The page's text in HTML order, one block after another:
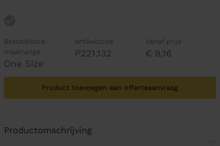
Beschikbare
maatrange
One Size
Artikelcode
P221.132
Vanaf prijs
€ 9,16
Product toevoegen aan offerteaanvraag
Productomschrijving